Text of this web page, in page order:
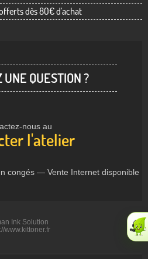
dès 80€ d'achat
UNE QUESTION ?
nous au
l'atelier
congés — Vente Internet disponible
Ink Solution
www.kittoner.fr